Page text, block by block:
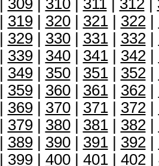
309| 310| 311| 312|
319| 320| 321| 322|
329| 330| 331| 332|
339| 340| 341| 342|
349| 350| 351| 352|
359| 360| 361| 362|
369| 370| 371| 372|
379| 380| 381| 382|
389| 390| 391| 392|
399| 400| 401| 402|